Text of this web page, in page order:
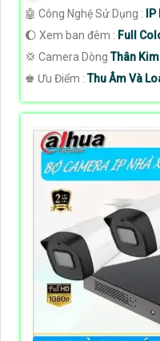
🤖️ Công Nghệ Sử Dụng :
🌔 Xem ban đêm : Full
💢 Camera DòngThân
️♚ Ưu Điểm :Thu Âm Và